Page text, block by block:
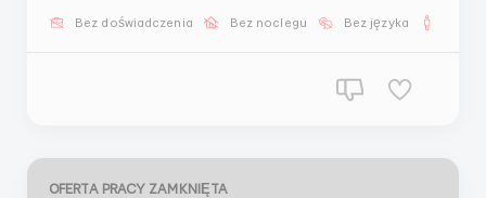
коммуникабельность 📩 Контакт: @AnnaBiHR ...
Bez doświadczenia Bez noclegu Bez języka
OFERTA PRACY ZAMKNIĘTA